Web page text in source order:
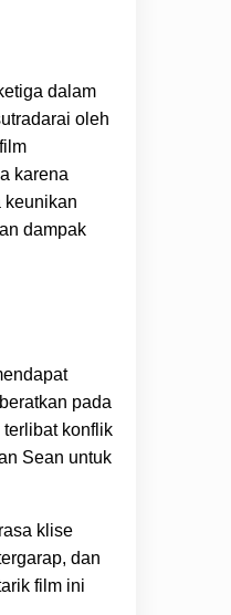
dalam
oleh
karena
keunikan
dampak
pada
konflik
Sean untuk
klise
dan
film ini